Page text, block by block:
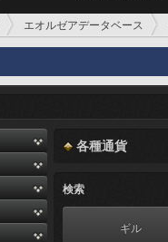
エオルゼアデータベース
各種通貨
検索
ギル